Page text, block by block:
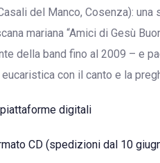
del Manco, Cosenza):
mariana “Amici di Gesù
della band fino al 2009 – e
con il canto e la
piattaforme digitali
CD (spedizioni dal 10